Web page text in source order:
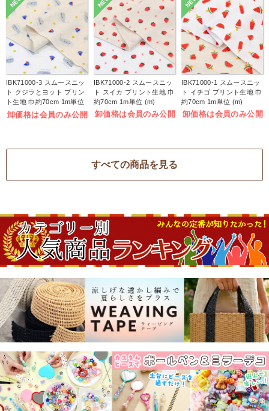
IBK71000-3 スムースニッ
ト クジラとヨット プリン
ト生地 巾約70cm 1m単位
(m)
卸価格は会員のみ公開
IBK71000-2 スムースニッ
ト スイカ プリント生地 巾
約70cm 1m単位 (m)
卸価格は会員のみ公開
IBK71000-1 スムースニッ
ト イチゴ プリント生地 巾
約70cm 1m単位 (m)
卸価格は会員のみ公開
すべての商品を見る